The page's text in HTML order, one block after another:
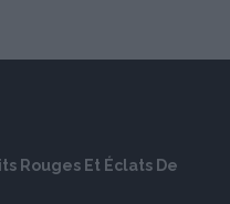
Rouges Et Éclats De